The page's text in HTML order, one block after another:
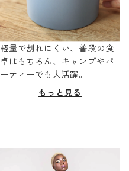
軽量で割れにくい、普段の食
卓はもちろん、キャンプやパ
ーティーでも大活躍。
もっと見る